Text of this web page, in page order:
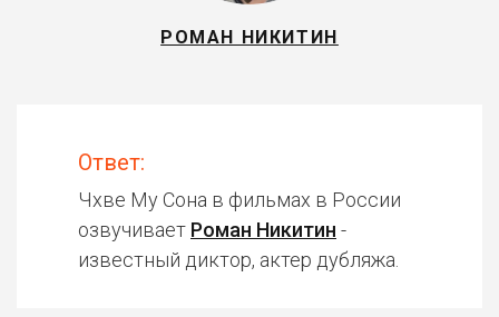
РОМАН НИКИТИН
Ответ:
Чхве Му Сона в фильмах в России
озвучивает Роман Никитин -
известный диктор, актер дубляжа.